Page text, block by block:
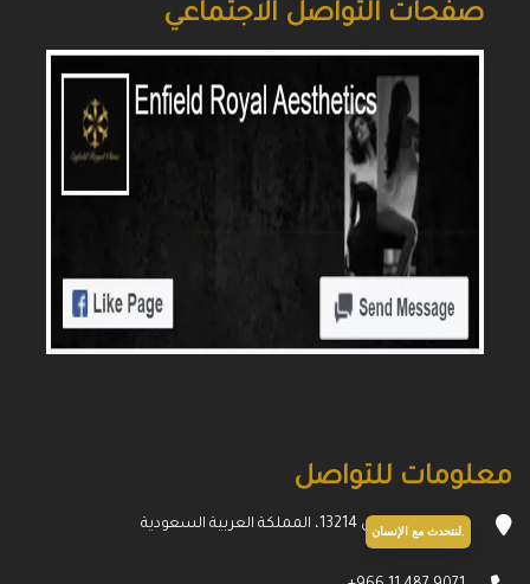
صفحات التواصل الاجتماعي
معلومات للتواصل
الحمراء، الرياض 13214، المملكة العربية السعودية